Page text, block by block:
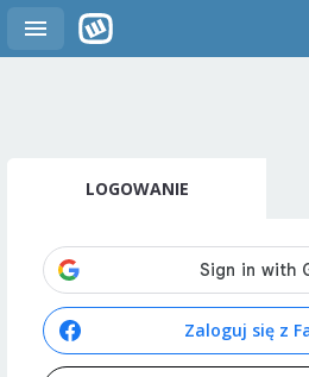
LOGOWANIE
Zaloguj się z